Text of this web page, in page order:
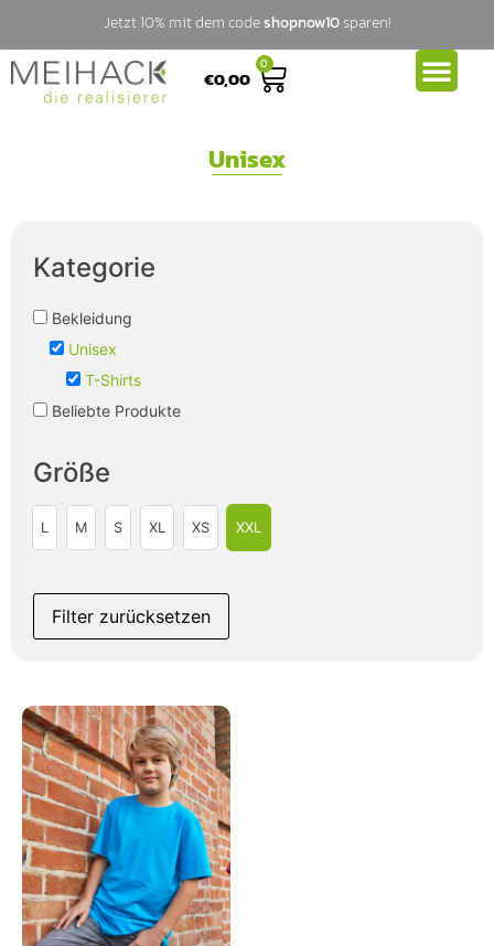
Jetzt 10% mit dem codeshopnow10sparen!
€0,00
0
Unisex
Kategorie
Bekleidung
Unisex
T-Shirts
Beliebte Produkte
Größe
L M S XL XS XXL
Filter zurücksetzen